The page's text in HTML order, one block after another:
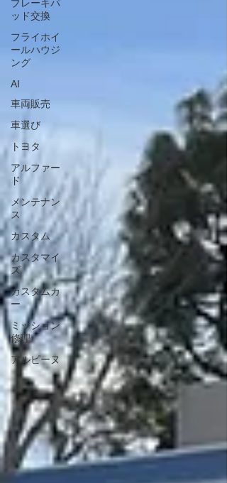
ブレーキパ
ッド交換
フライホイ
ールハウジ
ング
AI
車両販売
車選び
トヨタ
アルファー
ド
メンテナン
ス
カスタム
カスタマイ
ズ
カスタムカ
ー
ミッション
修理
アルピーヌ